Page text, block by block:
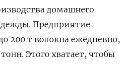
домашнего
Предприятие
200 т волокна ежедневно,
Этого хватает, чтобы